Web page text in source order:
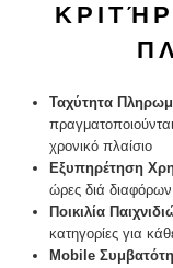
Ταχύτητα
χρονικό πλαίσιο
Εξυπηρέτηση
ώρες διά
Ποικιλία
κατηγορίες για
Mobile